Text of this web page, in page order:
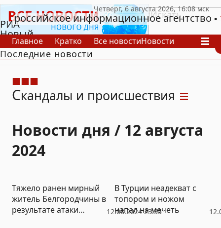
РИА
Новый
День
российское информационное агентство
Главное Кратко Все новостиНовости
В России
В мире
Последние новости
Скандалы и происшествия
Новости дня / 12 августа
2024
12.08.2024 23:35
Тяжело ранен мирный
житель Белгородчины в
результате атаки
В Турции неадекват с
топором и ножом
напал на мечеть